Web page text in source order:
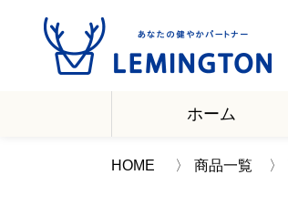
ホーム
HOME 商品一覧